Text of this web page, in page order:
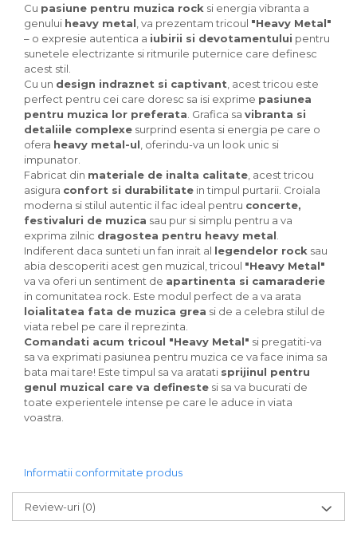
Cu pasiune pentru muzica rock si energia vibranta a
genului heavy metal , va prezentam tricoul "Heavy Metal"
– o expresie autentica a iubirii si devotamentului pentru
sunetele electrizante si ritmurile puternice care definesc
acest stil.
Cu un design indraznet si captivant , acest tricou este
perfect pentru cei care doresc sa isi exprime pasiunea
pentru muzica lor preferata . Grafica sa vibranta si
detaliile complexe surprind esenta si energia pe care o
ofera heavy metal-ul , oferindu-va un look unic si
impunator.
Fabricat din materiale de inalta calitate , acest tricou
asigura confort si durabilitate in timpul purtarii. Croiala
moderna si stilul autentic il fac ideal pentru concerte,
festivaluri de muzica sau pur si simplu pentru a va
exprima zilnic dragostea pentru heavy metal
Indiferent daca sunteti un fan inrait al legendelor rock sau
abia descoperiti acest gen muzical, tricoul "Heavy Metal"
va va oferi un sentiment de apartinenta si camaraderie
in comunitatea rock. Este modul perfect de a va arata
loialitatea fata de muzica grea si de a celebra stilul de
viata rebel pe care il reprezinta.
Comandati acum tricoul "Heavy Metal" si pregatiti-va
sa va exprimati pasiunea pentru muzica ce va face inima sa
bata mai tare! Este timpul sa va aratati sprijinul pentru
genul muzical care va defineste si sa va bucurati de
toate experientele intense pe care le aduce in viata
voastra.
Informatii conformitate produs
Review-uri (0)